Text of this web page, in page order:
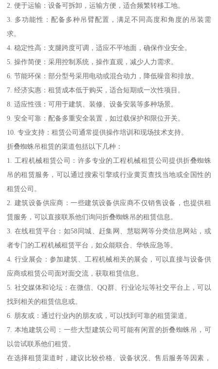
2. 便于运输：设备可拆卸，运输方便，适合频繁转移工地。
3. 多功能性：配备多种吊臂配置，满足不同高度和角度的吊装需
求。
4. 稳定性高：支腿跨度可调，适应不平地面，确保作业安全。
5. 操作简便：采用控制系统，操作直观，减少人力需求。
6. 节能环保：部分型号采用电动或混合动力，降低噪音和排放。
7. 经济实惠：租赁成本低于购买，适合短期或一次性项目。
8. 适应性强：可用于建筑、装修、设备安装等多种场景。
9. 安全可靠：配备多重安全装置，如过载保护和限位开关。
10. 专业支持：租赁公司通常提供操作培训和现场技术支持。
折叠蜘蛛吊租赁的渠道包括以下几种：
1. 工程机械租赁公司：许多专业的工程机械租赁公司提供折叠蜘蛛
吊的租赁服务，可以通过搜索引擎或行业黄页查找当地或全国性的
租赁公司。
2. 建筑设备供应商：一些建筑设备供应商不仅销售设备，也提供租
赁服务，可以直接联系他们询问折叠蜘蛛吊的租赁信息。
3. 在线租赁平台：如58同城、赶集网、慧聪网等分类信息网站，或
者专门的工程机械租赁平台，如众能联合、华铁应急等。
4. 行业展会：参加建筑、工程机械相关的展会，可以直接与设备供
应商或租赁公司面对面交流，获取租赁信息。
5. 社交媒体和论坛：在微信、QQ群、行业论坛等社交平台上，可以
找到相关的租赁信息或。
6. 朋友或：通过行业内的朋友或，可以找到可靠的租赁渠道。
7. 本地建筑公司：一些大型建筑公司可能有闲置的折叠蜘蛛吊，可
以尝试联系他们租赁。
在选择租赁渠道时，建议比较价格、设备状况、售后服务等因素，